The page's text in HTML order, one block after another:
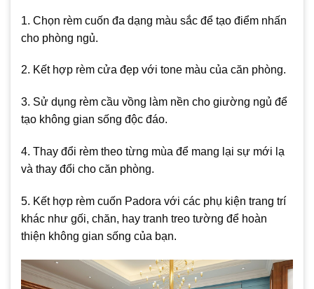
1. Chọn rèm cuốn đa dạng màu sắc để tạo điểm nhấn
cho phòng ngủ.
2. Kết hợp rèm cửa đẹp với tone màu của căn phòng.
3. Sử dụng rèm cầu vồng làm nền cho giường ngủ để
tạo không gian sống độc đáo.
4. Thay đổi rèm theo từng mùa để mang lại sự mới lạ
và thay đổi cho căn phòng.
5. Kết hợp rèm cuốn Padora với các phụ kiện trang trí
khác như gối, chăn, hay tranh treo tường để hoàn
thiện không gian sống của bạn.